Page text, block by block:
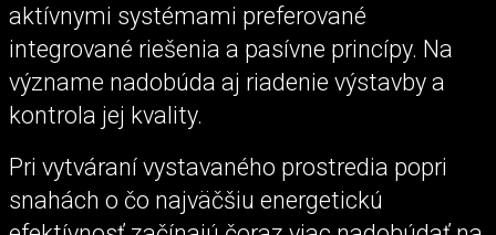
aktívnymi systémami preferované
integrované riešenia a pasívne princípy. Na
význame nadobúda aj riadenie výstavby a
kontrola jej kvality.
Pri vytváraní vystavaného prostredia popri
snahách o čo najväčšiu energetickú